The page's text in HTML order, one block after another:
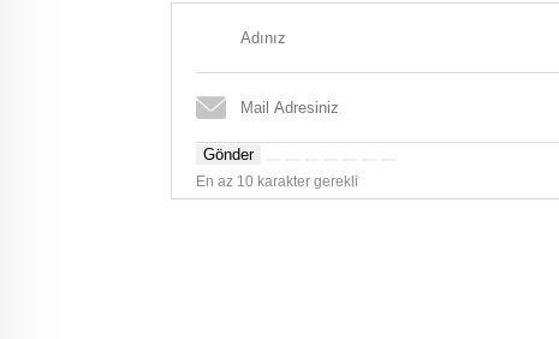
Gönder
En az 10 karakter gerekli